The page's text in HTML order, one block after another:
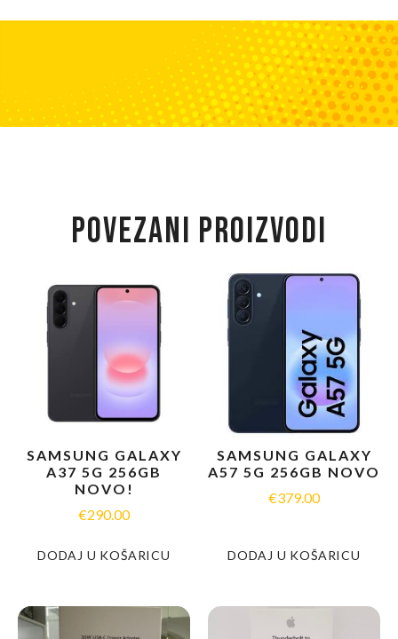
POVEZANI PROIZVODI
SAMSUNG GALAXY
A37 5G 256GB
NOVO!
€290.00
DODAJ U KOŠARICU
SAMSUNG GALAXY
A57 5G 256GB NOVO
€379.00
DODAJ U KOŠARICU